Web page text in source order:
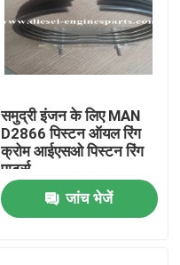
समुद्री इंजन के लिए MAN
D2866 पिस्टन ऑयल रिंग
क्रोम आईएसओ पिस्टन रिंग
पार्ट्स
जांच भेजें